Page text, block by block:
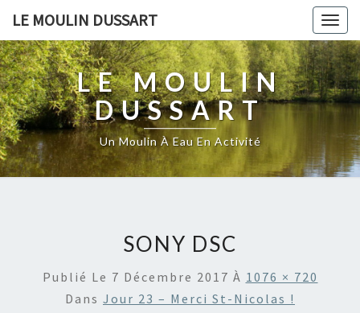
LE MOULIN DUSSART
LE MOULIN
DUSSART
Un Moulin À Eau En Activité
SONY DSC
Publié Le 7 Décembre 2017 À 1076 × 720
Dans Jour 23 – Merci St-Nicolas !